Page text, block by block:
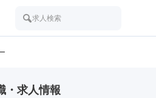
求人検索
・求人情報